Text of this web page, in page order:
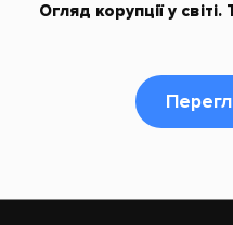
Огляд корупції у